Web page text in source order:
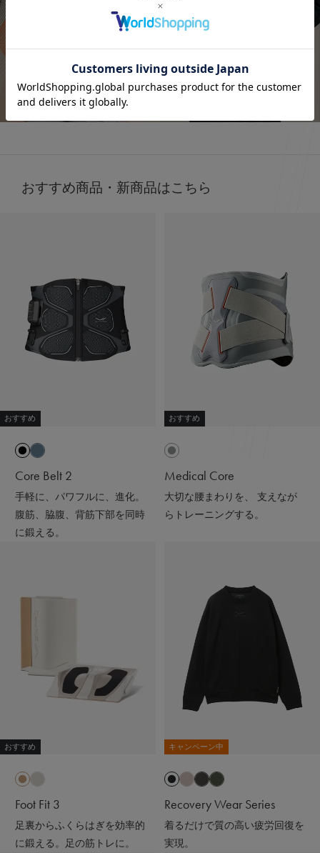
詳しくはこちら
冬にも大活躍したロングスリーブ
着心地もよくて、👨とシェアして使ってる
SSは新色もでるみたい！
4/15までに予約すると、オリジナルアイテムもGETできる
今私が着ているポロシャツがそうなの❣️
【シックスパッド リカバリーウェア ポロシャツ】
何がすごいって、着るだけで血行を促進して、
質の高い疲労回復を実現する一般医療機器のウェアなんだ
Mediculation®️（メディキュレーション）※を使用した生
地だから🧵
※天然鉱石を原料とした高純度セラミック（非金属）を練
り込んだ特殊繊維「Mediculation®️（メディキュレーショ
ン）」のこと
他にも、筋肉のハリ・コリの緩和、筋肉の疲れを軽減して
くれるなど、日々の疲れや緊張を和らげてくれる優れもの
ストレッチがきいていて吸水速乾性もあって
ギフトにもおすすめだよ🎁💝
#PR #SIXPAD #シックスパッド #リカバリーウェア #着る
おすすめ商品・新商品はこちら
おすすめ
Core Belt 2
手軽に、パワフルに、進化。
腹筋、脇腹、背筋下部を同時
に鍛える。
おすすめ
Medical Core
大切な腰まわりを、 支えなが
らトレーニングする。
おすすめ
Foot Fit 3
足裏からふくらはぎを効率的
に鍛える。足の筋トレに。
キャンペーン中
Recovery Wear Series
着るだけで質の高い疲労回復を
実現。